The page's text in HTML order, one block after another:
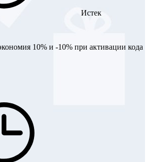
Истек
10% и -10% при активации кода